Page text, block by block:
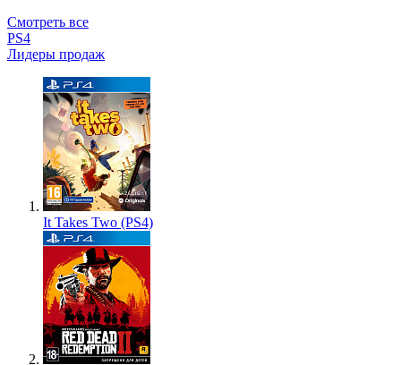
Смотреть все
PS4
Лидеры продаж
It Takes Two (PS4)